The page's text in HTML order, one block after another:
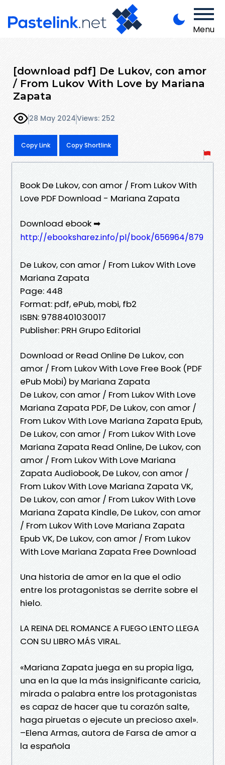
Menu
[download pdf] De Lukov, con amor
/ From Lukov With Love by Mariana
Zapata
28 May 2024Views: 252
Copy Link Copy Shortlink
Book De Lukov, con amor / From Lukov With
Love PDF Download - Mariana Zapata
Download ebook ➡
http://ebooksharez.info/pl/book/656964/879
De Lukov, con amor / From Lukov With Love
Mariana Zapata
Page: 448
Format: pdf, ePub, mobi, fb2
ISBN: 9788401030017
Publisher: PRH Grupo Editorial
Download or Read Online De Lukov, con
amor / From Lukov With Love Free Book (PDF
ePub Mobi) by Mariana Zapata
De Lukov, con amor / From Lukov With Love
Mariana Zapata PDF, De Lukov, con amor /
From Lukov With Love Mariana Zapata Epub,
De Lukov, con amor / From Lukov With Love
Mariana Zapata Read Online, De Lukov, con
amor / From Lukov With Love Mariana
Zapata Audiobook, De Lukov, con amor /
From Lukov With Love Mariana Zapata VK,
De Lukov, con amor / From Lukov With Love
Mariana Zapata Kindle, De Lukov, con amor
/ From Lukov With Love Mariana Zapata
Epub VK, De Lukov, con amor / From Lukov
With Love Mariana Zapata Free Download
Una historia de amor en la que el odio
entre los protagonistas se derrite sobre el
hielo.
LA REINA DEL ROMANCE A FUEGO LENTO LLEGA
CON SU LIBRO MÁS VIRAL.
«Mariana Zapata juega en su propia liga,
una en la que la más insignificante caricia,
mirada o palabra entre los protagonistas
es capaz de hacer que tu corazón salte,
haga piruetas o ejecute un precioso axel».
–Elena Armas, autora de Farsa de amor a
la española